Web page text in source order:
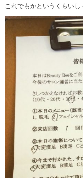
これでもかというくらい